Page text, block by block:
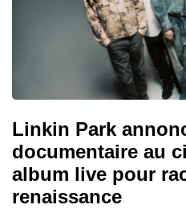
Linkin Park
documentaire au
album live pour
renaissance